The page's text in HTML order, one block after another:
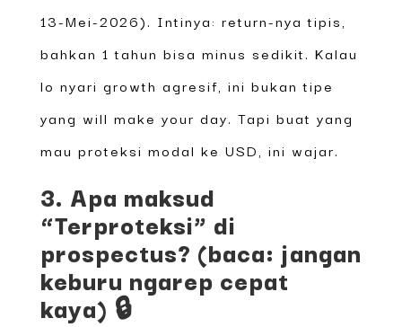
13-Mei-2026). Intinya: return-nya tipis,
bahkan 1 tahun bisa minus sedikit. Kalau
lo nyari growth agresif, ini bukan tipe
yang will make your day. Tapi buat yang
mau proteksi modal ke USD, ini wajar.
3. Apa maksud
“Terproteksi” di
prospectus? (baca: jangan
keburu ngarep cepat
kaya) 🔒